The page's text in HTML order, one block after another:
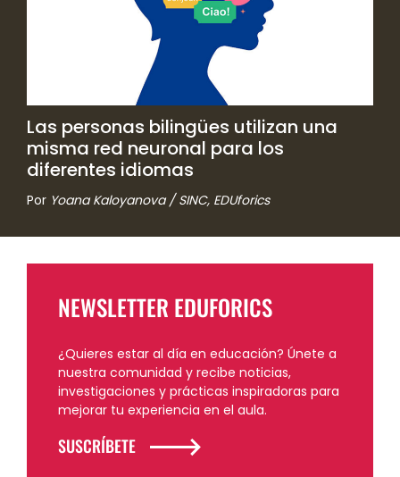
Las personas bilingües utilizan una
misma red neuronal para los
diferentes idiomas
Por Yoana Kaloyanova / SINC, EDUforics
NEWSLETTER EDUFORICS
¿Quieres estar al día en educación? Únete a
nuestra comunidad y recibe noticias,
investigaciones y prácticas inspiradoras para
mejorar tu experiencia en el aula.
SUSCRÍBETE